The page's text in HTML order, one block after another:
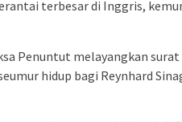
terbesar di Inggris,
Penuntut melayangkan surat
hidup bagi Reynhard